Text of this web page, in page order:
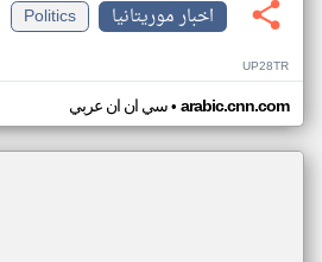
اخبار موريتانيا
Politics
UP28TR
سي ان ان عربي• arabic.cnn.com